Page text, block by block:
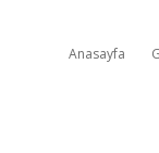
Anasayfa